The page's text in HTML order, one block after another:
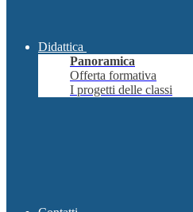
Didattica
Panoramica
Offerta formativa
I progetti delle classi